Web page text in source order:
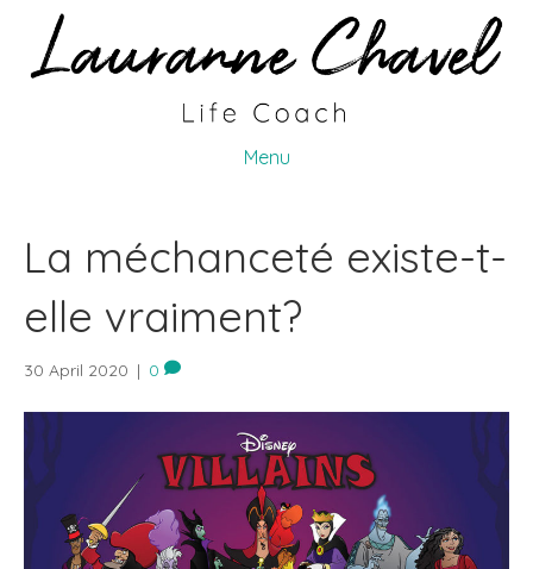
Menu
La méchanceté existe-t-
elle vraiment?
30 April 2020 | 0